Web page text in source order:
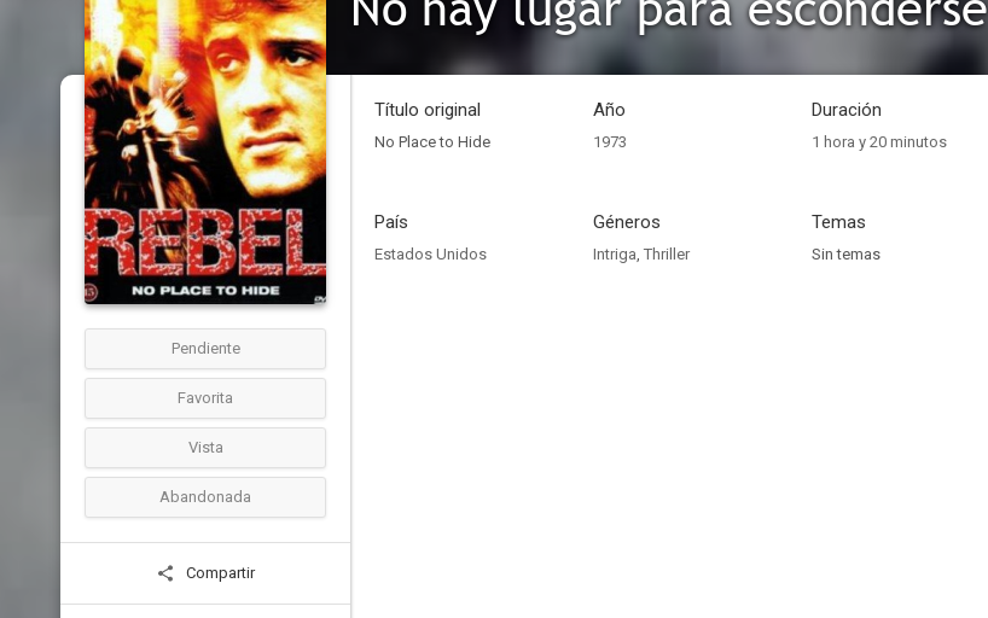
Pendiente
Favorita
Vista
Abandonada
Compartir
Título original
No Place to Hide
Año
1973
Duración
1 hora y 20 minutos
País
Estados Unidos
Géneros
Intriga, Thriller
Temas
Sin temas